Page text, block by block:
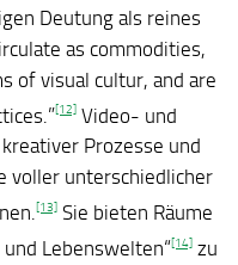
Deutung als reines
as commodities,
of visual cultur, and are
[12] Video- und
Prozesse und
voller unterschiedlicher
[13] Sie bieten Räume
Lebenswelten“[14] zu